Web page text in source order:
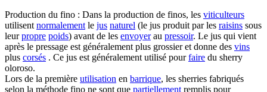
Production du fino : Dans la production de finos, les viticulteurs
utilisent normalement le jus naturel (le jus produit par les raisins sous
leurpropre poids) avant de les envoyerau pressoir. Le jus qui vient
après le pressage est généralement plus grossier et donne des vins
plus corsés . Ce jus est généralement utilisé pourfaire du sherry
oloroso.
Lors de la première utilisation en barrique, les sherries fabriqués
selon la méthode fino ne sont que partiellement remplis pour